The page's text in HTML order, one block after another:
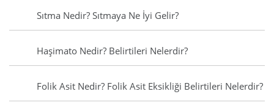
Sıtma Nedir? Sıtmaya Ne İyi Gelir?
Haşimato Nedir? Belirtileri Nelerdir?
Folik Asit Nedir? Folik Asit Eksikliği Belirtileri Nelerdir?